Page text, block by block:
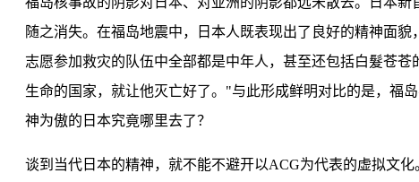
随之消失。在福岛地震中，日本人既表现出了良好的精神面
志愿参加救灾的队伍中全部都是中年人，甚至还包括白髮苍
生命的国家，就让他灭亡好了。"与此形成鲜明对比的是，福
神为傲的日本究竟哪里去了？
谈到当代日本的精神，就不能不避开以ACG为代表的虚拟文